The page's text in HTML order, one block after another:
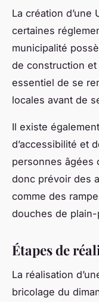
La création
certaines
municipalité
de construction et
essentiel de se
locales avant de
Il existe
d’accessibilité et
personnes âgées
donc prévoir des
comme des
douches de
Étapes de
La réalisation
bricolage du